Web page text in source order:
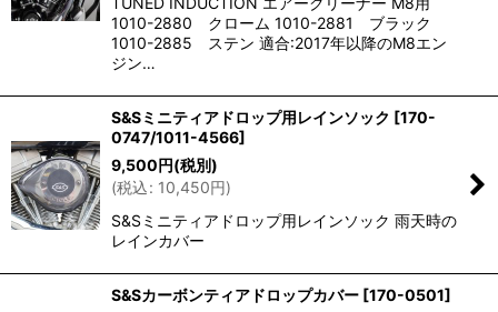
1010-2880 クローム 1010-2881 ブラック
1010-2885 ステン 適合:2017年以降のM8エン
ジン…
S&Sミニティアドロップ用レインソック [170-
0747/1011-4566]
9,500円(税別)
(税込: 10,450円)
S&Sミニティアドロップ用レインソック 雨天時の
レインカバー
S&Sカーボンティアドロップカバー [170-0501]